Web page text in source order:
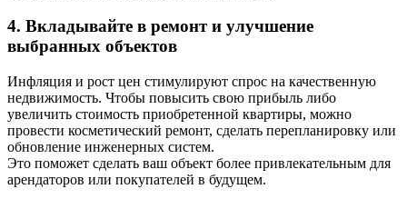
4. Вкладывайте в ремонт и улучшение
выбранных объектов
Инфляция и рост цен стимулируют спрос на качественную
недвижимость. Чтобы повысить свою прибыль либо
увеличить стоимость приобретенной квартиры, можно
провести косметический ремонт, сделать перепланировку или
обновление инженерных систем.
Это поможет сделать ваш объект более привлекательным для
арендаторов или покупателей в будущем.